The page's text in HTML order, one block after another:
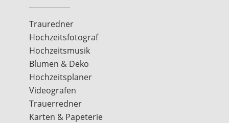
Trauredner
Hochzeitsfotograf
Hochzeitsmusik
Blumen & Deko
Hochzeitsplaner
Videografen
Trauerredner
Karten & Papeterie